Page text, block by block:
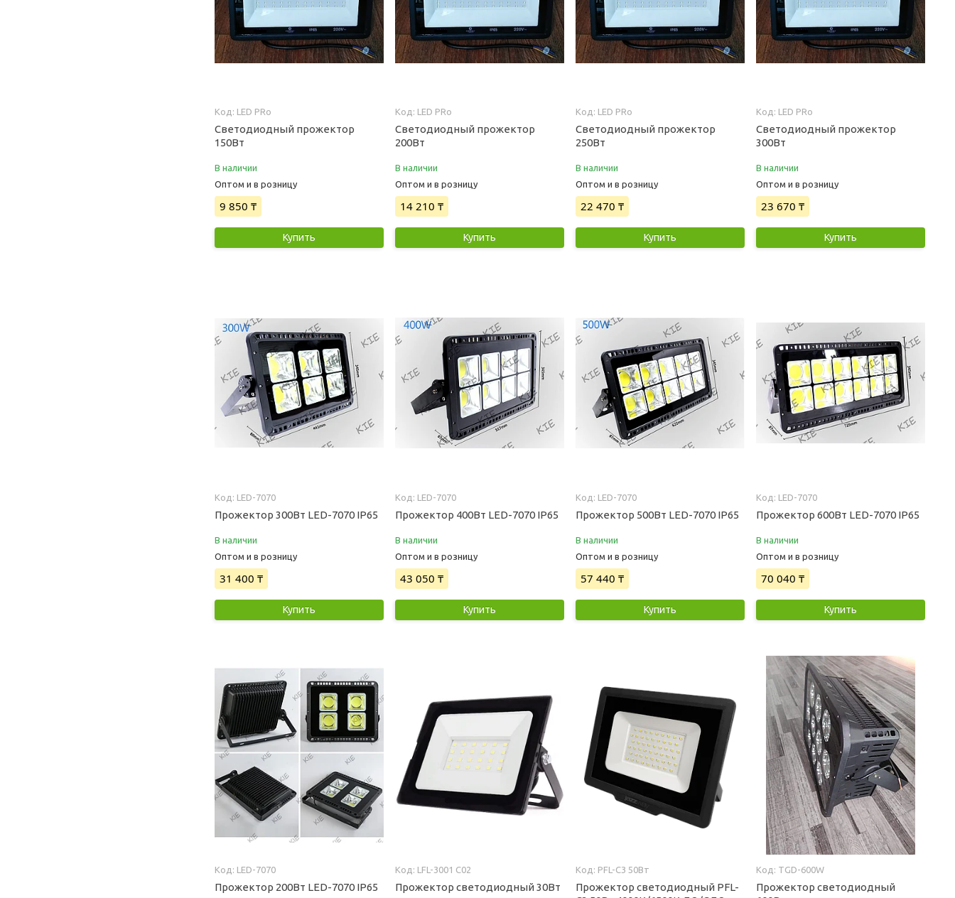
LED PRo
Светодиодный прожектор
150Вт
В наличии
Оптом и в розницу
9 850 ₸
Купить
LED PRo
Светодиодный прожектор
200Вт
В наличии
Оптом и в розницу
14 210 ₸
Купить
LED PRo
Светодиодный прожектор
250Вт
В наличии
Оптом и в розницу
22 470 ₸
Купить
LED PRo
Светодиодный прожектор
300Вт
В наличии
Оптом и в розницу
23 670 ₸
Купить
LED-7070
Прожектор 300Вт LED-7070 IP65
В наличии
Оптом и в розницу
31 400 ₸
Купить
LED-7070
Прожектор 400Вт LED-7070 IP65
В наличии
Оптом и в розницу
43 050 ₸
Купить
LED-7070
Прожектор 500Вт LED-7070 IP65
В наличии
Оптом и в розницу
57 440 ₸
Купить
LED-7070
Прожектор 600Вт LED-7070 IP65
В наличии
Оптом и в розницу
70 040 ₸
Купить
LED-7070
Прожектор 200Вт LED-7070 IP65
LFL-3001 C02
Прожектор светодиодный 30Вт
PFL-C3 50Вт
Прожектор светодиодный PFL-
TGD-600W
Прожектор светодиодный